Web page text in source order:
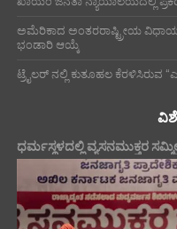
ಅಮೆರಿಕಾದ ಅಂತರರಾಷ್ಟ್ರೀಯ
ಭಂಡಾರಿ ಆಯ್ಕೆ
ಟ್ರೈಲರ್ ನಲ್ಲಿ ಕುತೂಹಲ ಕೆರಳಿಸಿರುವ
ಧರ್ಮಸ್ಥಳದಲ್ಲಿ ವ್ಯಸನಮುಕ್ತರ